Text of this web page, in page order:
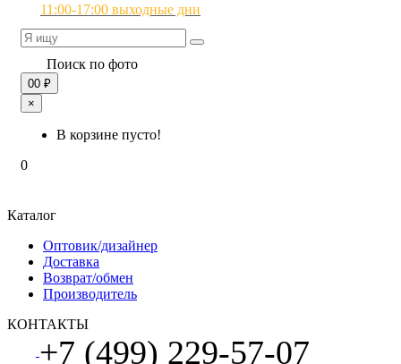
11:00-17:00 выходные дни
Поиск по фото
00 ₽
×
В корзине пусто!
0
Каталог
Оптовик/дизайнер
Доставка
Возврат/обмен
Производитель
КОНТАКТЫ
+7 (499) 229-57-07